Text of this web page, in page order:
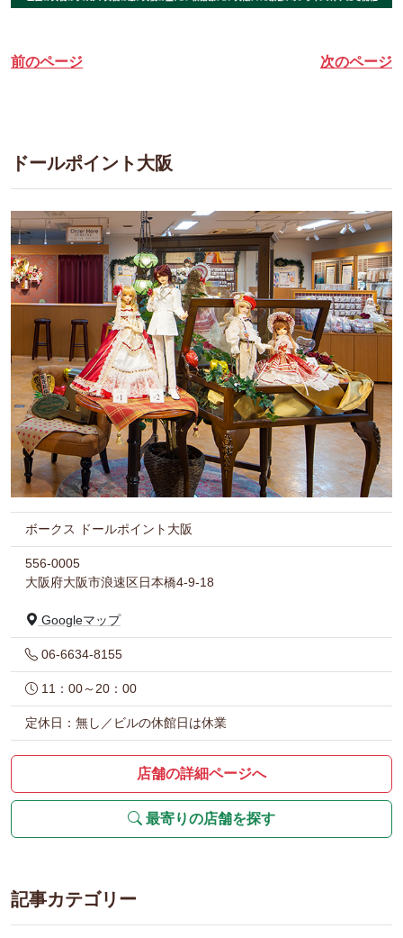
前のページ 次のページ
ドールポイント大阪
ボークス ドールポイント大阪
556-0005
大阪府大阪市浪速区日本橋4-9-18
Googleマップ
06-6634-8155
11：00～20：00
定休日：無し／ビルの休館日は休業
店舗の詳細ページへ
最寄りの店舗を探す
記事カテゴリー